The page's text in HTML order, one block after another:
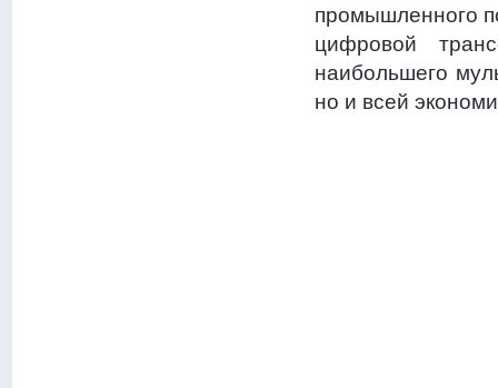
промышленного
цифровой
наибольшего
но и всей